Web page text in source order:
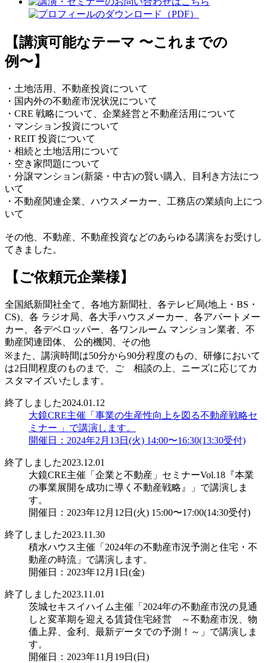
【講演可能なテーマ 〜これまでの
例〜】
・土地活用、不動産投資について
・国内外の不動産市況状況について
・CRE 戦略について、企業経営と不動産活用について
・マンション投資について
・REIT 投資について
・相続と土地活用について
・空き家問題について
・分譲マンション(新築・中古)の賢い購入、目利き方法につ
いて
・不動産関連企業、ハウスメーカー、工務店の業績向上につ
いて
その他、不動産、不動産投資などのあらゆる講演をお受けし
てきました。
【ご依頼元企業様】
全国紙新聞社全て、各地方新聞社、各テレビ局(地上・BS・
CS)、各 ラジオ局、各大手ハウスメーカー、各アパートメー
カー、各デベロッパー、各ワンルーム マンション業者、不
動産関連団体、 公的機関、その他
※また、講演時間は50分から90分程度のもの、研修において
は2日間程度のものまで、ご゙相談の上、ニーズに応じてカ
スタマイズいたします。
終了しました2024.01.12
大鏡CRE主催「事業の生産性向上を図る不動産戦略セ
ミナー 」で講演します。
開催日：2024年2月13日(火) 14:00〜16:30(13:30受付)
終了しました2023.12.01
大鏡CRE主催「企業と不動産」セミナーVol.18『本業
の事業展開を成功に導く不動産戦略』」で講演しま
す。
開催日：2023年12月12日(火) 15:00〜17:00(14:30受付)
終了しました2023.11.30
積水ハウス主催「2024年の不動産市況予測と住宅・不
動産の時流」で講演します。
開催日：2023年12月1日(金)
終了しました2023.11.01
茨城セキスイハイム主催「2024年の不動産市況の見通
しと変革期を迎える賃貸住宅経営 ～不動産市況、物
価上昇、金利、最新データでの予測！～」で講演しま
す。
開催日：2023年11月19日(日)